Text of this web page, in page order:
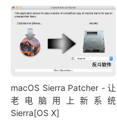
macOS Sierra Patcher - 让
老电脑用上新系统
Sierra[OS X]